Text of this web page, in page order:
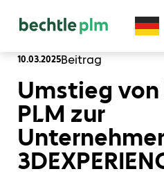
10.03.2025Beitrag
Umstieg
PLM zur